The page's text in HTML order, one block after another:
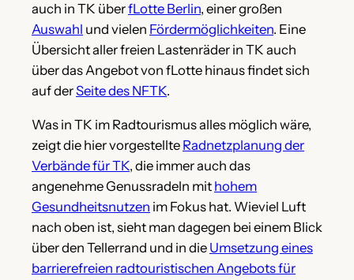
auch in TK überfLotte Berlin, einer großen
Auswahl und vielen Fördermöglichkeiten. Eine
Übersicht aller freien Lastenräder in TK auch
über das Angebot von fLotte hinaus findet sich
auf derSeite des NFTK.
Was in TK im Radtourismus alles möglich wäre,
zeigt die hier vorgestellte Radnetzplanung der
Verbände für TK, die immer auch das
angenehme Genussradeln mit hohem
Gesundheitsnutzen im Fokus hat. Wieviel Luft
nach oben ist, sieht man dagegen bei einem Blick
über den Tellerrand und in die Umsetzung eines
barrierefreien radtouristischen Angebots für